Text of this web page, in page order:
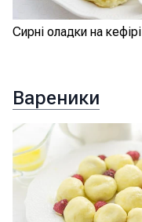
Сирні оладки на кефірі
Вареники